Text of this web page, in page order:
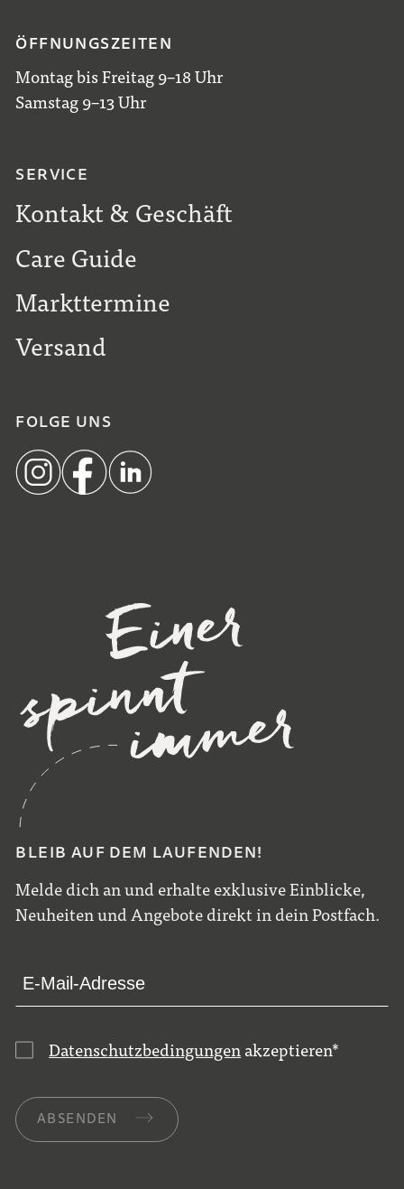
BLEIB AUF DEM LAUFENDEN!
Melde dich an und erhalte exklusive Einblicke,
Neuheiten und Angebote direkt in dein Postfach.
Datenschutzbedingungen akzeptieren*
ABSENDEN
ÖFFNUNGSZEITEN
Montag bis Freitag 9–18 Uhr
Samstag 9–13 Uhr
SERVICE
Kontakt & Geschäft
Care Guide
Markttermine
Versand
FOLGE UNS